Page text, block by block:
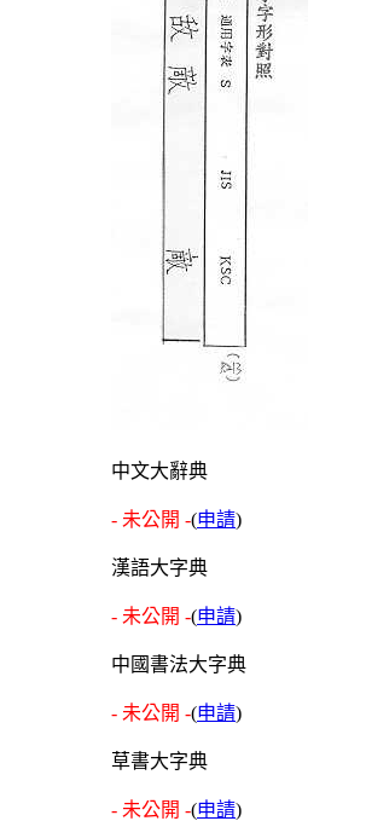
中文大辭典
- 未公開 -(申請)
漢語大字典
- 未公開 -(申請)
中國書法大字典
- 未公開 -(申請)
草書大字典
- 未公開 -(申請)